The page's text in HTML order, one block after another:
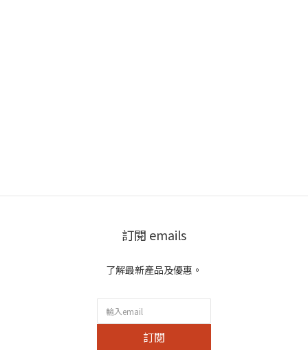
訂閱 emails
了解最新產品及優惠。
訂閱